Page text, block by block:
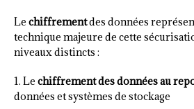
Le chiffrementdes données
technique majeure de cette
niveaux distincts :
1. Le chiffrement des données au
données et systèmes de stockage